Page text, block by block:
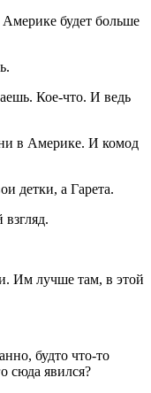
будет больше
Кое-что. И ведь
в Америке. И комод
детки, а Гарета.
Им лучше там, в этой
будто что-то
сюда явился?